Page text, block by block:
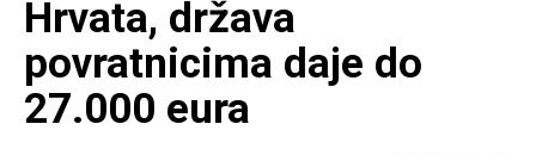
Hrvata, država
povratnicima daje do
27.000 eura